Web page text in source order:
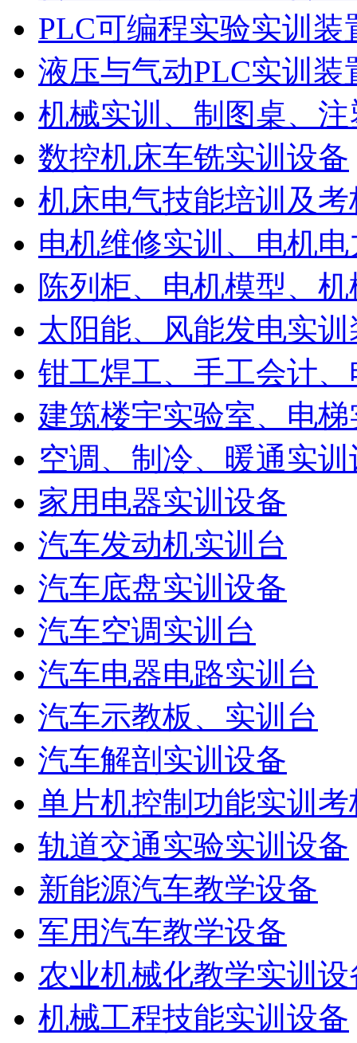
PLC可编程实验实训装
液压与气动PLC实训装
机械实训、制图桌、
数控机床车铣实训设备
机床电气技能培训及
电机维修实训、电机
陈列柜、电机模型、
太阳能、风能发电实训
钳工焊工、手工会计
建筑楼宇实验室、电
空调、制冷、暖通实
家用电器实训设备
汽车发动机实训台
汽车底盘实训设备
汽车空调实训台
汽车电器电路实训台
汽车示教板、实训台
汽车解剖实训设备
单片机控制功能实训
轨道交通实验实训设备
新能源汽车教学设备
军用汽车教学设备
农业机械化教学实训设
机械工程技能实训设备